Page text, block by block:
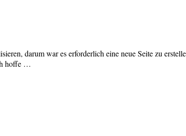
darum war es erforderlich eine neue Seite zu
hoffe …